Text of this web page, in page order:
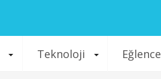
Teknoloji Eğlence